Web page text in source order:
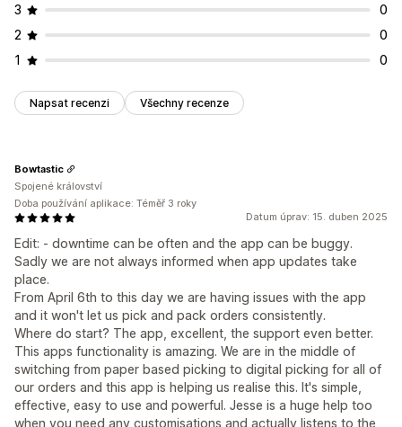
3
0
2
0
1
0
Napsat recenzi Všechny recenze
Datum úprav: 15. duben 2025
Edit: - downtime can be often and the app can be buggy.
Sadly we are not always informed when app updates take
place.
From April 6th to this day we are having issues with the app
and it won't let us pick and pack orders consistently.
Where do start? The app, excellent, the support even better.
This apps functionality is amazing. We are in the middle of
switching from paper based picking to digital picking for all of
our orders and this app is helping us realise this. It's simple,
effective, easy to use and powerful. Jesse is a huge help too
when you need any customisations and actually listens to the
Bowtastic
Spojené království
Doba používání aplikace: Téměř 3 roky